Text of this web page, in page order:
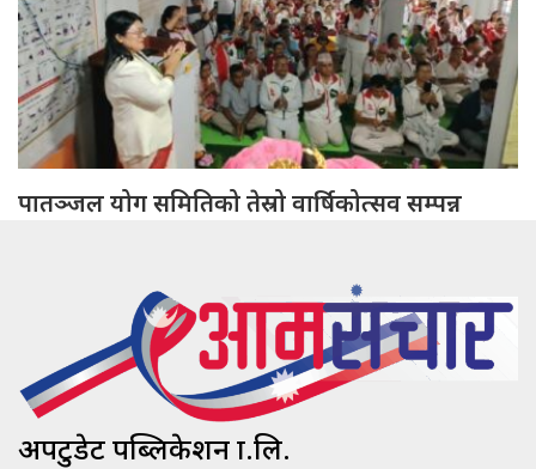
पातञ्जल योग समितिको तेस्रो वार्षिकोत्सव सम्पन्न
अपटुडेट पब्लिकेशन प्रा.लि.